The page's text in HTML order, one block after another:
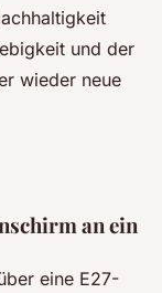
und der
wieder neue
an ein
eine E27-